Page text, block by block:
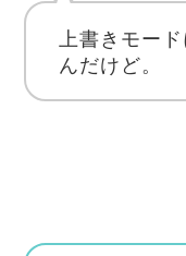
上書きモー
んだけど。